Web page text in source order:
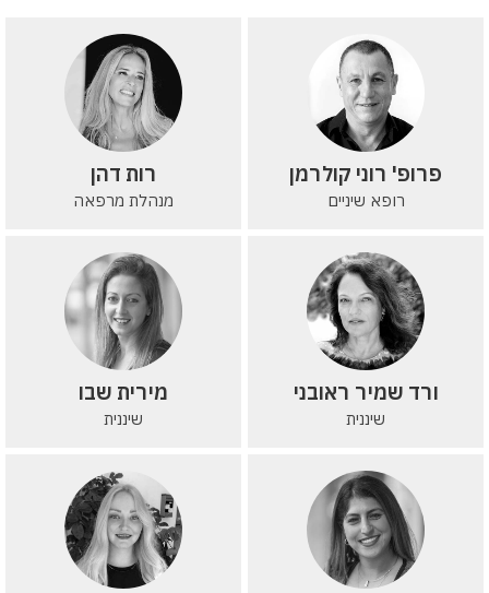
פרופ' רוני קולרמן
רופא שיניים
רות דהן
מנהלת מרפאה
ורד שמיר ראובני
שיננית
מירית שבו
שיננית